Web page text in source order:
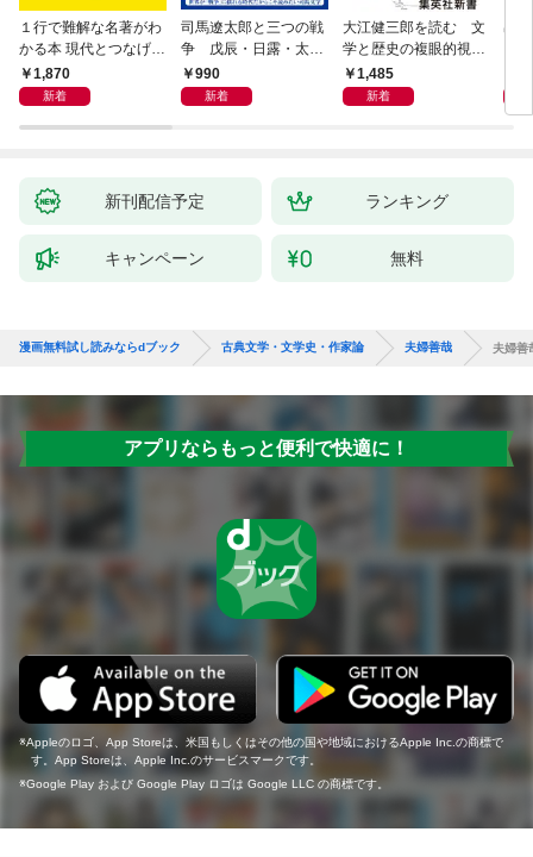
１行で難解な名著がわ
かる本 現代とつなげて
エッセンスをつかむ50
冊
1,870
新着
司馬遼太郎と三つの戦
争 戊辰・日露・太平
洋990
新着
大江健三郎を読む 文
学と歴史の複眼的視点
から1,485
新着
出
新刊配信予定 ランキング
キャンペーン 無料
漫画無料試し読みならdブック 古典文学・文学史・作家論 夫婦善哉 夫婦善
アプリならもっと便利で快適に！
Appleのロゴ、App Storeは、米国もしくはその他の国や地域におけるApple Inc.の商標で
す。App Storeは、Apple Inc.のサービスマークです。
Google Play および Google Play ロゴは Google LLC の商標です。